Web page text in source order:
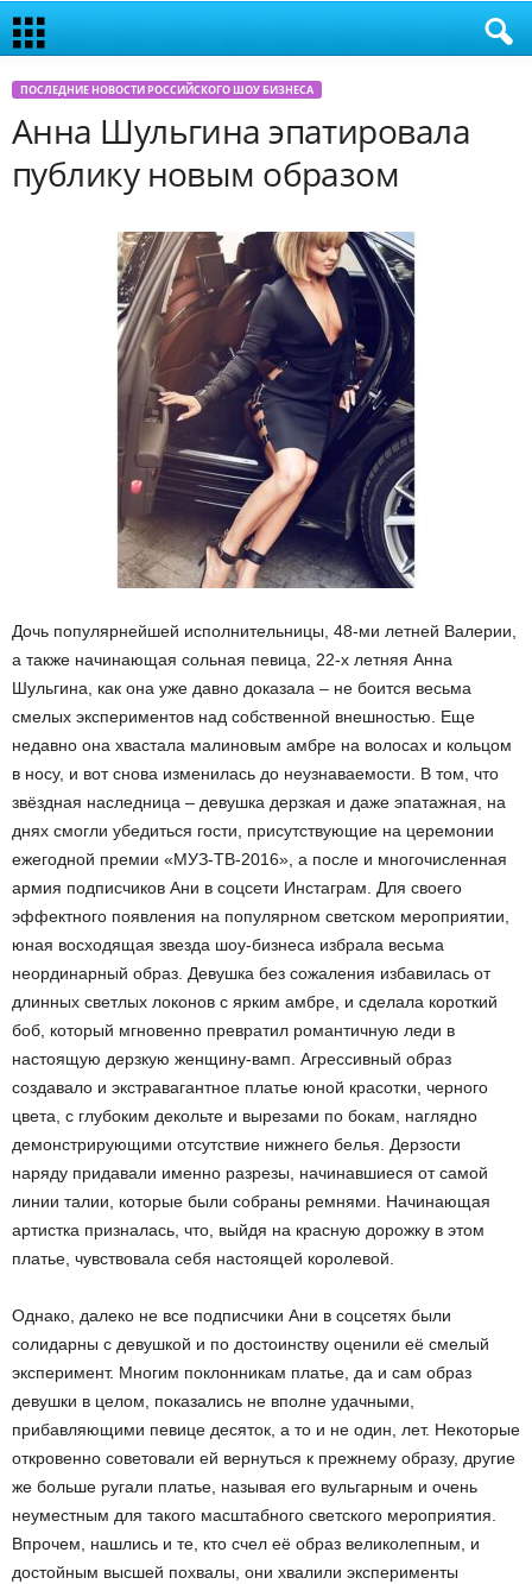
ПОСЛЕДНИЕ НОВОСТИ РОССИЙСКОГО ШОУ БИЗНЕСА
Анна Шульгина эпатировала
публику новым образом
Дочь популярнейшей исполнительницы, 48-ми летней Валерии,
а также начинающая сольная певица, 22-х летняя Анна
Шульгина, как она уже давно доказала – не боится весьма
смелых экспериментов над собственной внешностью. Еще
недавно она хвастала малиновым амбре на волосах и кольцом
в носу, и вот снова изменилась до неузнаваемости. В том, что
звёздная наследница – девушка дерзкая и даже эпатажная, на
днях смогли убедиться гости, присутствующие на церемонии
ежегодной премии «МУЗ-ТВ-2016», а после и многочисленная
армия подписчиков Ани в соцсети Инстаграм. Для своего
эффектного появления на популярном светском мероприятии,
юная восходящая звезда шоу-бизнеса избрала весьма
неординарный образ. Девушка без сожаления избавилась от
длинных светлых локонов с ярким амбре, и сделала короткий
боб, который мгновенно превратил романтичную леди в
настоящую дерзкую женщину-вамп. Агрессивный образ
создавало и экстравагантное платье юной красотки, черного
цвета, с глубоким декольте и вырезами по бокам, наглядно
демонстрирующими отсутствие нижнего белья. Дерзости
наряду придавали именно разрезы, начинавшиеся от самой
линии талии, которые были собраны ремнями. Начинающая
артистка призналась, что, выйдя на красную дорожку в этом
платье, чувствовала себя настоящей королевой.
Однако, далеко не все подписчики Ани в соцсетях были
солидарны с девушкой и по достоинству оценили её смелый
эксперимент. Многим поклонникам платье, да и сам образ
девушки в целом, показались не вполне удачными,
прибавляющими певице десяток, а то и не один, лет. Некоторые
откровенно советовали ей вернуться к прежнему образу, другие
же больше ругали платье, называя его вульгарным и очень
неуместным для такого масштабного светского мероприятия.
Впрочем, нашлись и те, кто счел её образ великолепным, и
достойным высшей похвалы, они хвалили эксперименты